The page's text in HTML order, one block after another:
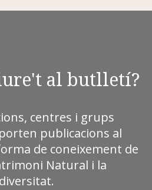
al butlletí?
centres i grups
publicacions al
de coneixement de
Natural i la